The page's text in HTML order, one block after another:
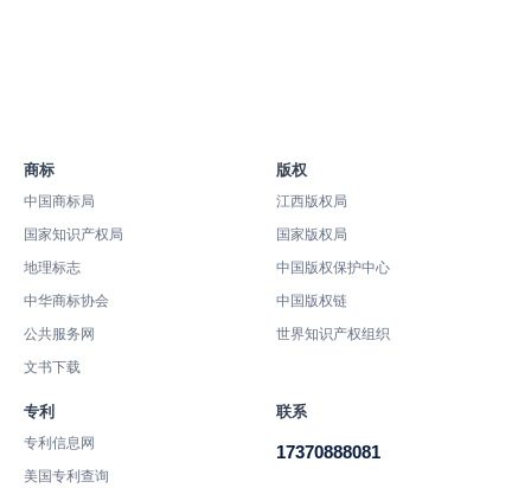
商标
中国商标局
国家知识产权局
地理标志
中华商标协会
公共服务网
文书下载
版权
江西版权局
国家版权局
中国版权保护中心
中国版权链
世界知识产权组织
专利
专利信息网
美国专利查询
联系
17370888081